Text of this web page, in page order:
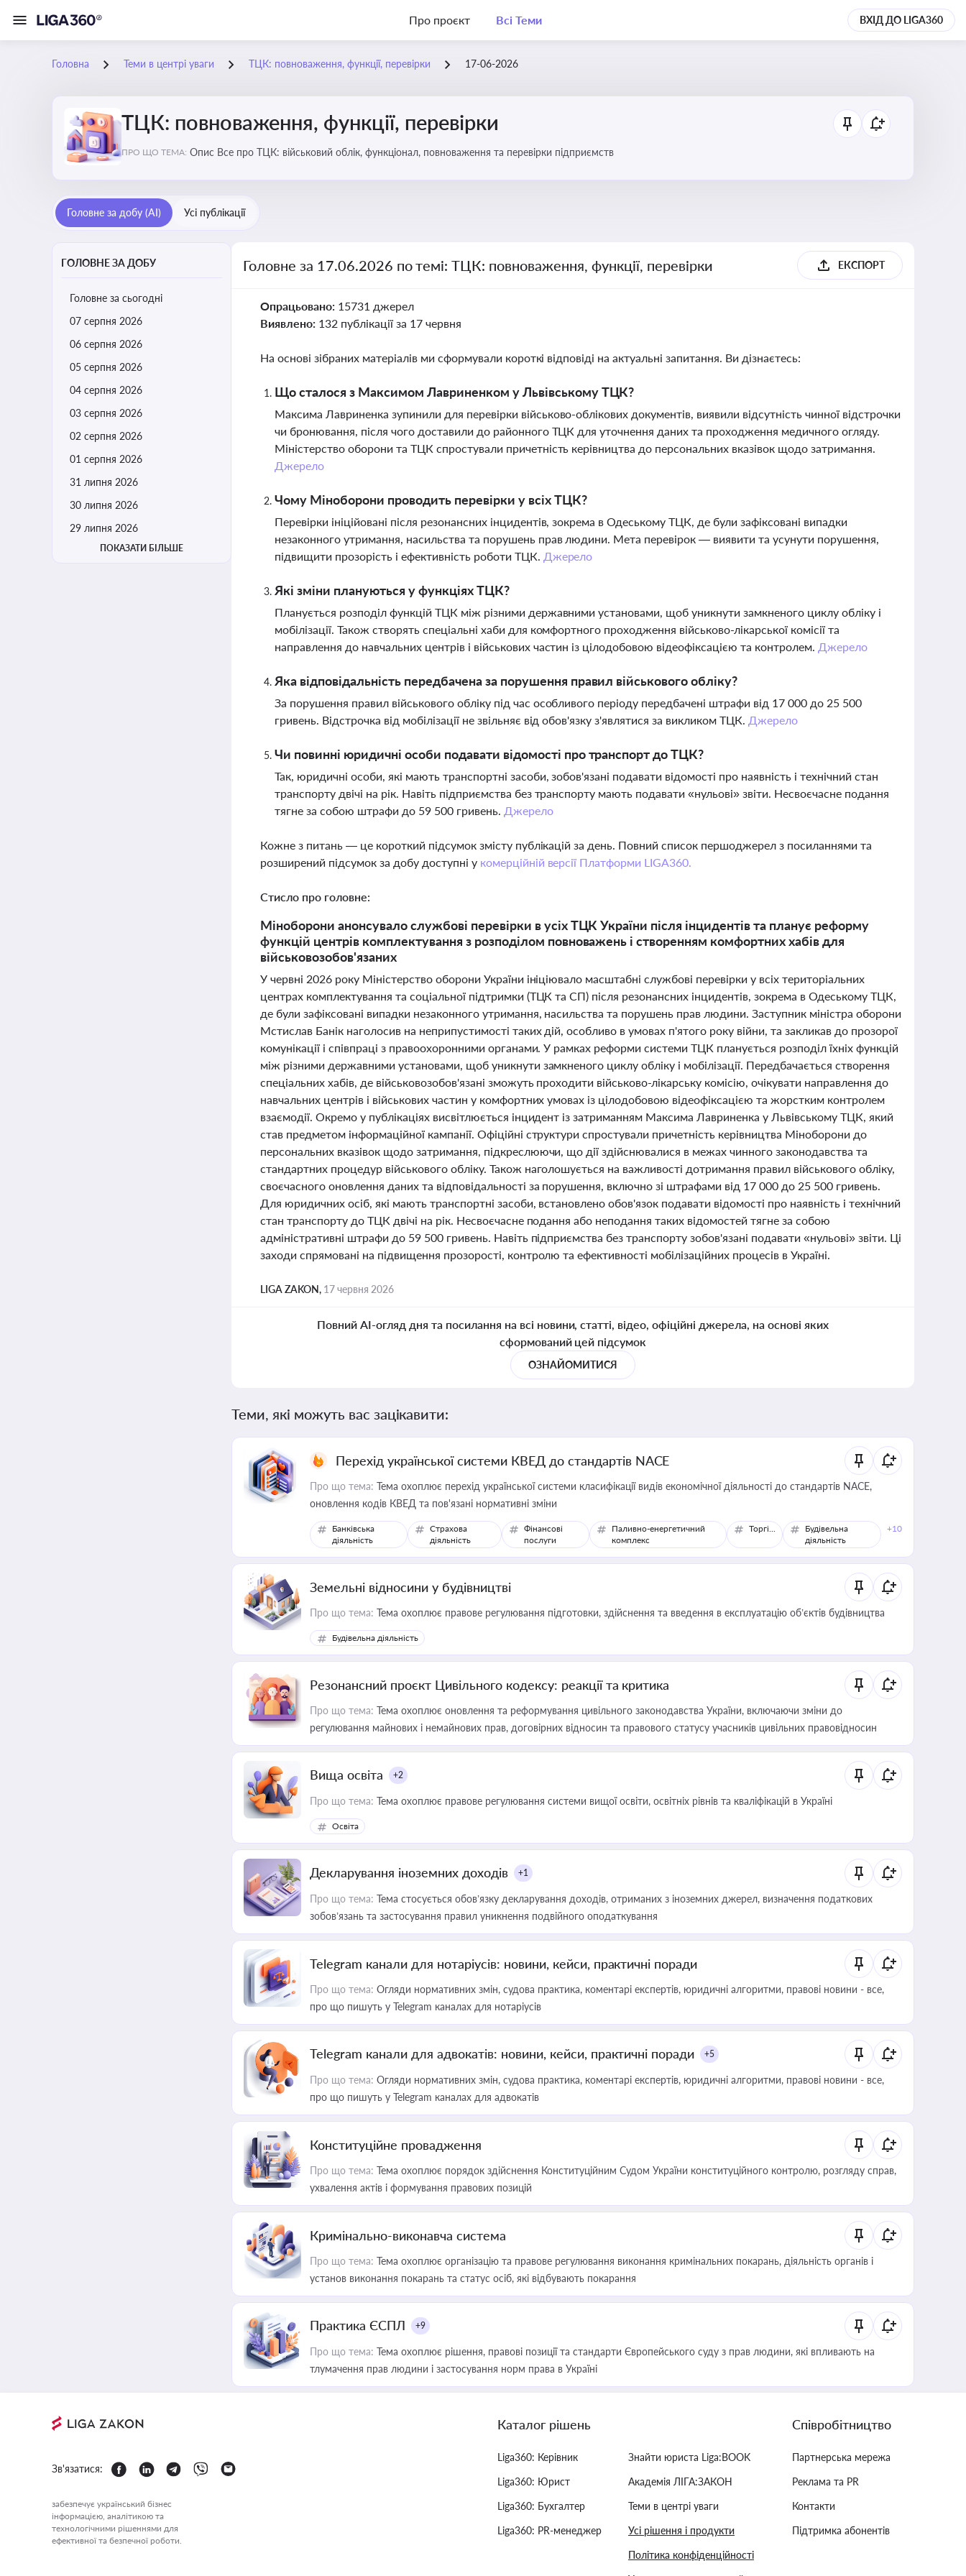
Про проєкт Всі Теми ВХІД ДО LIGA360
Головна Теми в центрі уваги ТЦК: повноваження, функції, перевірки 17-06-2026
ТЦК: повноваження, функції, перевірки
ПРО ЩО ТЕМА: Опис Все про ТЦК: військовий облік, функціонал, повноваження та перевірки підприємств
Головне за добу (AI) Усі публікації
ГОЛОВНЕ ЗА ДОБУ
Головне за сьогодні
07 серпня 2026
06 серпня 2026
05 серпня 2026
04 серпня 2026
03 серпня 2026
02 серпня 2026
01 серпня 2026
31 липня 2026
30 липня 2026
29 липня 2026
ПОКАЗАТИ БІЛЬШЕ
Головне за 17.06.2026 по темі: ТЦК: повноваження, функції, перевірки ЕКСПОРТ
Опрацьовано: 15731 джерел
Виявлено: 132 публікації за 17 червня
На основі зібраних матеріалів ми сформували короткі відповіді на актуальні запитання. Ви дізнаєтесь:
Що сталося з Максимом Лавриненком у Львівському ТЦК?
Максима Лавриненка зупинили для перевірки військово-облікових документів, виявили відсутність чинної відстрочки
чи бронювання, після чого доставили до районного ТЦК для уточнення даних та проходження медичного огляду.
Міністерство оборони та ТЦК спростували причетність керівництва до персональних вказівок щодо затримання.
Джерело
Чому Міноборони проводить перевірки у всіх ТЦК?
Перевірки ініційовані після резонансних інцидентів, зокрема в Одеському ТЦК, де були зафіксовані випадки
незаконного утримання, насильства та порушень прав людини. Мета перевірок — виявити та усунути порушення,
підвищити прозорість і ефективність роботи ТЦК. Джерело
Які зміни плануються у функціях ТЦК?
Планується розподіл функцій ТЦК між різними державними установами, щоб уникнути замкненого циклу обліку і
мобілізації. Також створять спеціальні хаби для комфортного проходження військово-лікарської комісії та
направлення до навчальних центрів і військових частин із цілодобовою відеофіксацією та контролем. Джерело
Яка відповідальність передбачена за порушення правил військового обліку?
За порушення правил військового обліку під час особливого періоду передбачені штрафи від 17 000 до 25 500
гривень. Відстрочка від мобілізації не звільняє від обов'язку з'являтися за викликом ТЦК. Джерело
Чи повинні юридичні особи подавати відомості про транспорт до ТЦК?
Так, юридичні особи, які мають транспортні засоби, зобов'язані подавати відомості про наявність і технічний стан
транспорту двічі на рік. Навіть підприємства без транспорту мають подавати «нульові» звіти. Несвоєчасне подання
тягне за собою штрафи до 59 500 гривень. Джерело
Кожне з питань — це короткий підсумок змісту публікацій за день. Повний список першоджерел з посиланнями та
розширений підсумок за добу доступні у комерційній версії Платформи LIGA360.
Стисло про головне:
Міноборони анонсувало службові перевірки в усіх ТЦК України після інцидентів та планує реформу
функцій центрів комплектування з розподілом повноважень і створенням комфортних хабів для
військовозобов'язаних
У червні 2026 року Міністерство оборони України ініціювало масштабні службові перевірки у всіх територіальних
центрах комплектування та соціальної підтримки (ТЦК та СП) після резонансних інцидентів, зокрема в Одеському ТЦК,
де були зафіксовані випадки незаконного утримання, насильства та порушень прав людини. Заступник міністра оборони
Мстислав Банік наголосив на неприпустимості таких дій, особливо в умовах п'ятого року війни, та закликав до прозорої
комунікації і співпраці з правоохоронними органами. У рамках реформи системи ТЦК планується розподіл їхніх функцій
між різними державними установами, щоб уникнути замкненого циклу обліку і мобілізації. Передбачається створення
спеціальних хабів, де військовозобов'язані зможуть проходити військово-лікарську комісію, очікувати направлення до
навчальних центрів і військових частин у комфортних умовах із цілодобовою відеофіксацією та жорстким контролем
взаємодії. Окремо у публікаціях висвітлюється інцидент із затриманням Максима Лавриненка у Львівському ТЦК, який
став предметом інформаційної кампанії. Офіційні структури спростували причетність керівництва Міноборони до
персональних вказівок щодо затримання, підкреслюючи, що дії здійснювалися в межах чинного законодавства та
стандартних процедур військового обліку. Також наголошується на важливості дотримання правил військового обліку,
своєчасного оновлення даних та відповідальності за порушення, включно зі штрафами від 17 000 до 25 500 гривень.
Для юридичних осіб, які мають транспортні засоби, встановлено обов'язок подавати відомості про наявність і технічний
стан транспорту до ТЦК двічі на рік. Несвоєчасне подання або неподання таких відомостей тягне за собою
адміністративні штрафи до 59 500 гривень. Навіть підприємства без транспорту зобов'язані подавати «нульові» звіти. Ці
заходи спрямовані на підвищення прозорості, контролю та ефективності мобілізаційних процесів в Україні.
LIGA ZAKON, 17 червня 2026
Повний AI-огляд дня та посилання на всі новини, статті, відео, офіційні джерела, на основі яких
сформований цей підсумок
ОЗНАЙОМИТИСЯ
Теми, які можуть вас зацікавити:
Перехід української системи КВЕД до стандартів NACE
Про що тема: Тема охоплює перехід української системи класифікації видів економічної діяльності до стандартів NACE,
оновлення кодів КВЕД та пов'язані нормативні зміни
Банківська
діяльність
Страхова
діяльність
Фінансові
послуги
Паливно-енергетичний
комплекс
Торгівля
Будівельна
діяльність
+10
Земельні відносини у будівництві
Про що тема: Тема охоплює правове регулювання підготовки, здійснення та введення в експлуатацію об’єктів будівництва
Будівельна діяльність
Резонансний проєкт Цивільного кодексу: реакції та критика
Про що тема: Тема охоплює оновлення та реформування цивільного законодавства України, включаючи зміни до
регулювання майнових і немайнових прав, договірних відносин та правового статусу учасників цивільних правовідносин
Вища освіта +2
Про що тема: Тема охоплює правове регулювання системи вищої освіти, освітніх рівнів та кваліфікацій в Україні
Освіта
Декларування іноземних доходів +1
Про що тема: Тема стосується обов’язку декларування доходів, отриманих з іноземних джерел, визначення податкових
зобов’язань та застосування правил уникнення подвійного оподаткування
Telegram канали для нотаріусів: новини, кейси, практичні поради
Про що тема: Огляди нормативних змін, судова практика, коментарі експертів, юридичні алгоритми, правові новини - все,
про що пишуть у Telegram каналах для нотаріусів
Telegram канали для адвокатів: новини, кейси, практичні поради +5
Про що тема: Огляди нормативних змін, судова практика, коментарі експертів, юридичні алгоритми, правові новини - все,
про що пишуть у Telegram каналах для адвокатів
Конституційне провадження
Про що тема: Тема охоплює порядок здійснення Конституційним Судом України конституційного контролю, розгляду справ,
ухвалення актів і формування правових позицій
Кримінально-виконавча система
Про що тема: Тема охоплює організацію та правове регулювання виконання кримінальних покарань, діяльність органів і
установ виконання покарань та статус осіб, які відбувають покарання
Практика ЄСПЛ +9
Про що тема: Тема охоплює рішення, правові позиції та стандарти Європейського суду з прав людини, які впливають на
тлумачення прав людини і застосування норм права в Україні
Зв'язатися:
забезпечує український бізнес
інформацією, аналітикою та
технологічними рішеннями для
ефективної та безпечної роботи.
Каталог рішень
Liga360: Керівник
Liga360: Юрист
Liga360: Бухгалтер
Liga360: PR-менеджер
Знайти юриста Liga:BOOK
Академія ЛІГА:ЗАКОН
Теми в центрі уваги
Усі рішення і продукти
Політика конфіденційності
Співробітництво
Партнерська мережа
Реклама та PR
Контакти
Підтримка абонентів